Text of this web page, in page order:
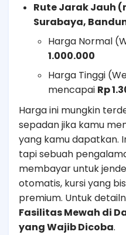
Rute Jarak Jauh
Surabaya,
Harga Normal
1.000.000
Harga Tinggi
mencapai Rp
Harga ini mungkin
sepadan jika kamu
yang kamu dapatkan.
tapi sebuah
membayar untuk
otomatis, kursi yang
premium. Untuk
Fasilitas Mewah di
yang Wajib Dicoba.